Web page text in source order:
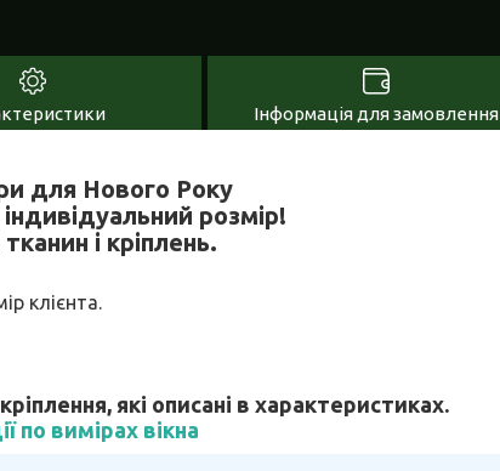
Інформація для замовлення
для Нового Року
розмір!
і кріплень.
клієнта.
які описані в характеристиках.
по вимірах вікна